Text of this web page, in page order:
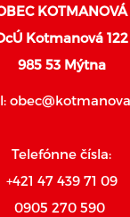
KOTMANOVÁ
Kotmanová 122
985 53 Mýtna
Telefónne čísla:
+421 47 439 71 09
0905 270 590